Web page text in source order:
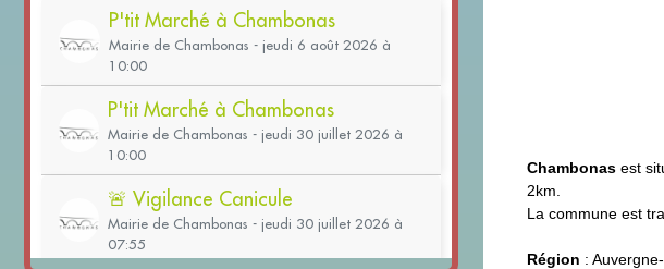
Chambonasest
2km.
La commune est
Région :